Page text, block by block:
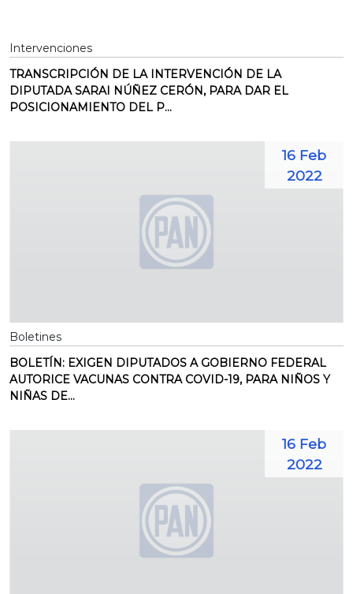
Intervenciones
TRANSCRIPCIÓN DE LA INTERVENCIÓN DE LA
DIPUTADA SARAI NÚÑEZ CERÓN, PARA DAR EL
POSICIONAMIENTO DEL P...
16 Feb
2022
Boletines
BOLETÍN: EXIGEN DIPUTADOS A GOBIERNO FEDERAL
AUTORICE VACUNAS CONTRA COVID-19, PARA NIÑOS Y
NIÑAS DE...
16 Feb
2022